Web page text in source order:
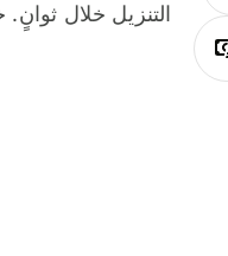
التنزيل خلال